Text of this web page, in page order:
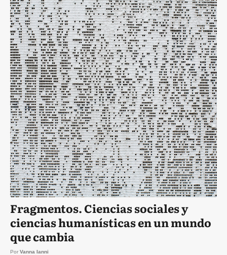
Fragmentos. Ciencias sociales y
ciencias humanísticas en un mundo
que cambia
Por Vanna Ianni